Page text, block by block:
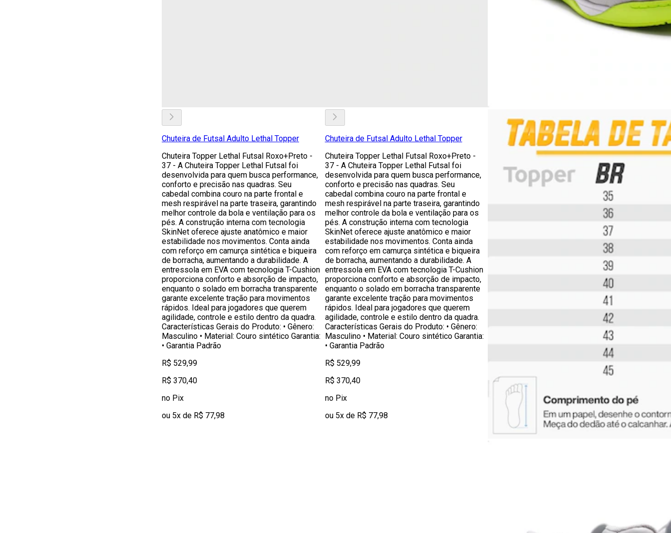
Chuteira de Futsal Adulto Lethal Topper
Chuteira Topper Lethal Futsal Roxo+Preto -
37 - A Chuteira Topper Lethal Futsal foi
desenvolvida para quem busca performance,
conforto e precisão nas quadras. Seu
cabedal combina couro na parte frontal e
mesh respirável na parte traseira, garantindo
melhor controle da bola e ventilação para os
pés. A construção interna com tecnologia
SkinNet oferece ajuste anatômico e maior
estabilidade nos movimentos. Conta ainda
com reforço em camurça sintética e biqueira
de borracha, aumentando a durabilidade. A
entressola em EVA com tecnologia T-Cushion
proporciona conforto e absorção de impacto,
enquanto o solado em borracha transparente
garante excelente tração para movimentos
rápidos. Ideal para jogadores que querem
agilidade, controle e estilo dentro da quadra.
Características Gerais do Produto: • Gênero:
Masculino • Material: Couro sintético Garantia:
• Garantia Padrão
R$ 529,99
R$ 370,40
no Pix
ou 5x de R$ 77,98
Chuteira de Futsal Adulto Lethal Topper
Chuteira Topper Lethal Futsal Roxo+Preto -
37 - A Chuteira Topper Lethal Futsal foi
desenvolvida para quem busca performance,
conforto e precisão nas quadras. Seu
cabedal combina couro na parte frontal e
mesh respirável na parte traseira, garantindo
melhor controle da bola e ventilação para os
pés. A construção interna com tecnologia
SkinNet oferece ajuste anatômico e maior
estabilidade nos movimentos. Conta ainda
com reforço em camurça sintética e biqueira
de borracha, aumentando a durabilidade. A
entressola em EVA com tecnologia T-Cushion
proporciona conforto e absorção de impacto,
enquanto o solado em borracha transparente
garante excelente tração para movimentos
rápidos. Ideal para jogadores que querem
agilidade, controle e estilo dentro da quadra.
Características Gerais do Produto: • Gênero:
Masculino • Material: Couro sintético Garantia:
• Garantia Padrão
R$ 529,99
R$ 370,40
no Pix
ou 5x de R$ 77,98